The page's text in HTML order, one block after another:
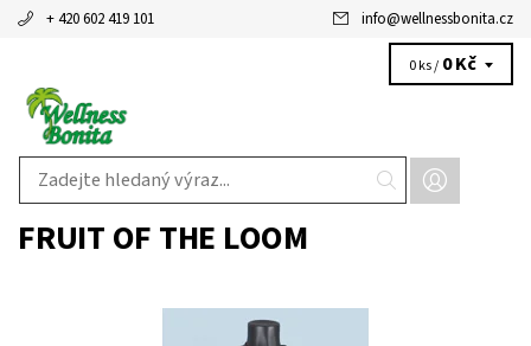
+ 420 602 419 101 info@wellnessbonita.cz
0 ks / 0 Kč
FRUIT OF THE LOOM